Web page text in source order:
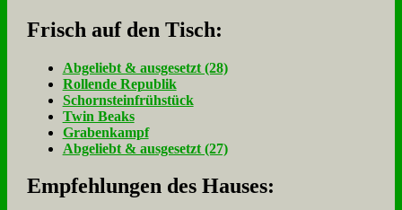
Frisch auf den Tisch:
Ab­ge­liebt & aus­ge­setzt (28)
Rol­len­de Re­pu­blik
Schorn­stein­früh­stück
Twin Beaks
Gra­ben­kampf
Ab­ge­liebt & aus­ge­setzt (27)
Empfehlungen des Hauses: